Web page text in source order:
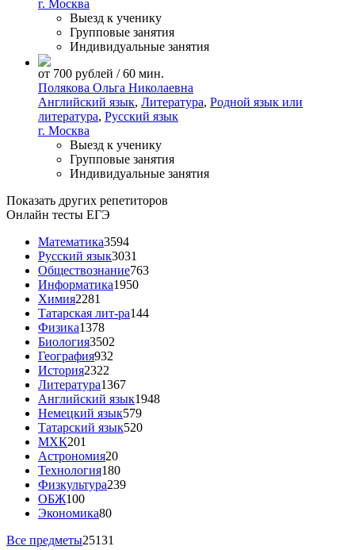
г. Москва
Выезд к ученику
Групповые занятия
Индивидуальные занятия
от 700 рублей / 60 мин.
Полякова Ольга Николаевна
Английский язык, Литература, Родной язык или
литература, Русский язык
г. Москва
Выезд к ученику
Групповые занятия
Индивидуальные занятия
Показать других репетиторов
Онлайн тесты ЕГЭ
Математика3594
Русский язык3031
Обществознание763
Информатика1950
Химия2281
Татарская лит-ра144
Физика1378
Биология3502
География932
История2322
Литература1367
Английский язык1948
Немецкий язык579
Татарский язык520
МХК201
Астрономия20
Технология180
Физкультура239
ОБЖ100
Экономика80
Все предметы25131